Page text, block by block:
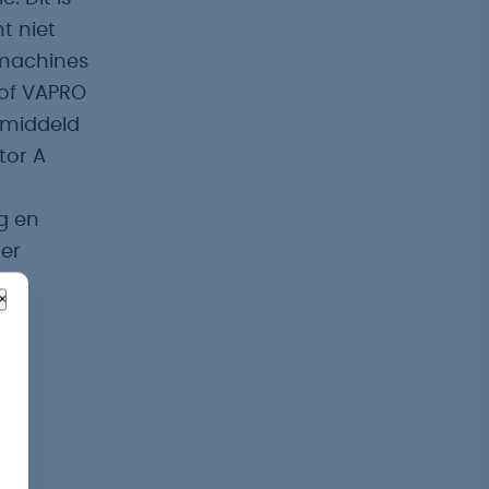
×
niet
VAPRO
A
en